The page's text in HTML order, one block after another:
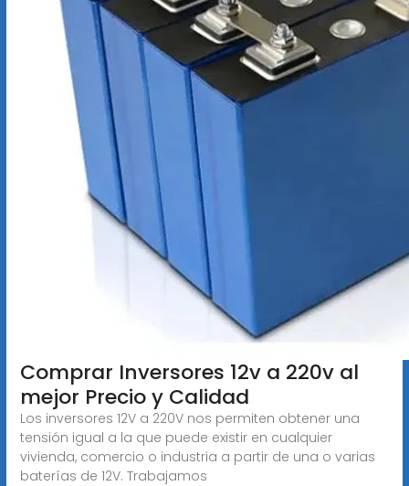
Comprar Inversores 12v a 220v al
mejor Precio y Calidad
Los inversores 12V a 220V nos permiten obtener una
tensión igual a la que puede existir en cualquier
vivienda, comercio o industria a partir de una o varias
baterías de 12V. Trabajamos